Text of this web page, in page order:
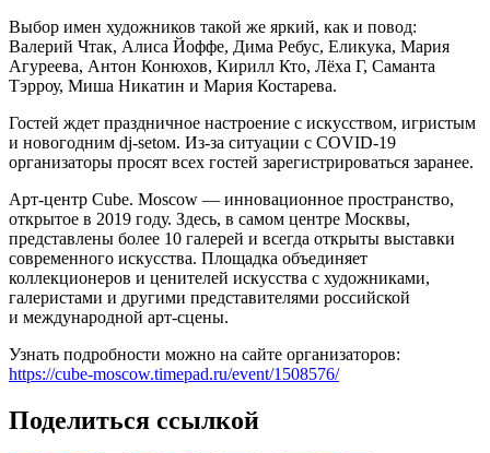
Выбор имен художников такой же яркий, как и повод:
Валерий Чтак, Алиса Йоффе, Дима Ребус, Еликука, Мария
Агуреева, Антон Конюхов, Кирилл Кто, Лёха Г, Саманта
Тэрроу, Миша Никатин и Мария Костарева.
Гостей ждет праздничное настроение с искусством, игристым
и новогодним dj-setом. Из-за ситуации с COVID-19
организаторы просят всех гостей зарегистрироваться заранее.
Арт-центр Cube. Moscow — инновационное пространство,
открытое в 2019 году. Здесь, в самом центре Москвы,
представлены более 10 галерей и всегда открыты выставки
современного искусства. Площадка объединяет
коллекционеров и ценителей искусства с художниками,
галеристами и другими представителями российской
и международной арт-сцены.
Узнать подробности можно на сайте организаторов:
https://cube-moscow.timepad.ru/event/1508576/
Поделиться ссылкой